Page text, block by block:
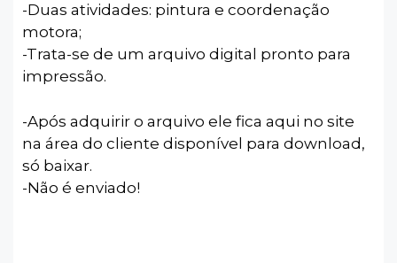
-Duas atividades: pintura e coordenação
motora;
-Trata-se de um arquivo digital pronto para
impressão.
-Após adquirir o arquivo ele fica aqui no site
na área do cliente disponível para download,
só baixar.
-Não é enviado!